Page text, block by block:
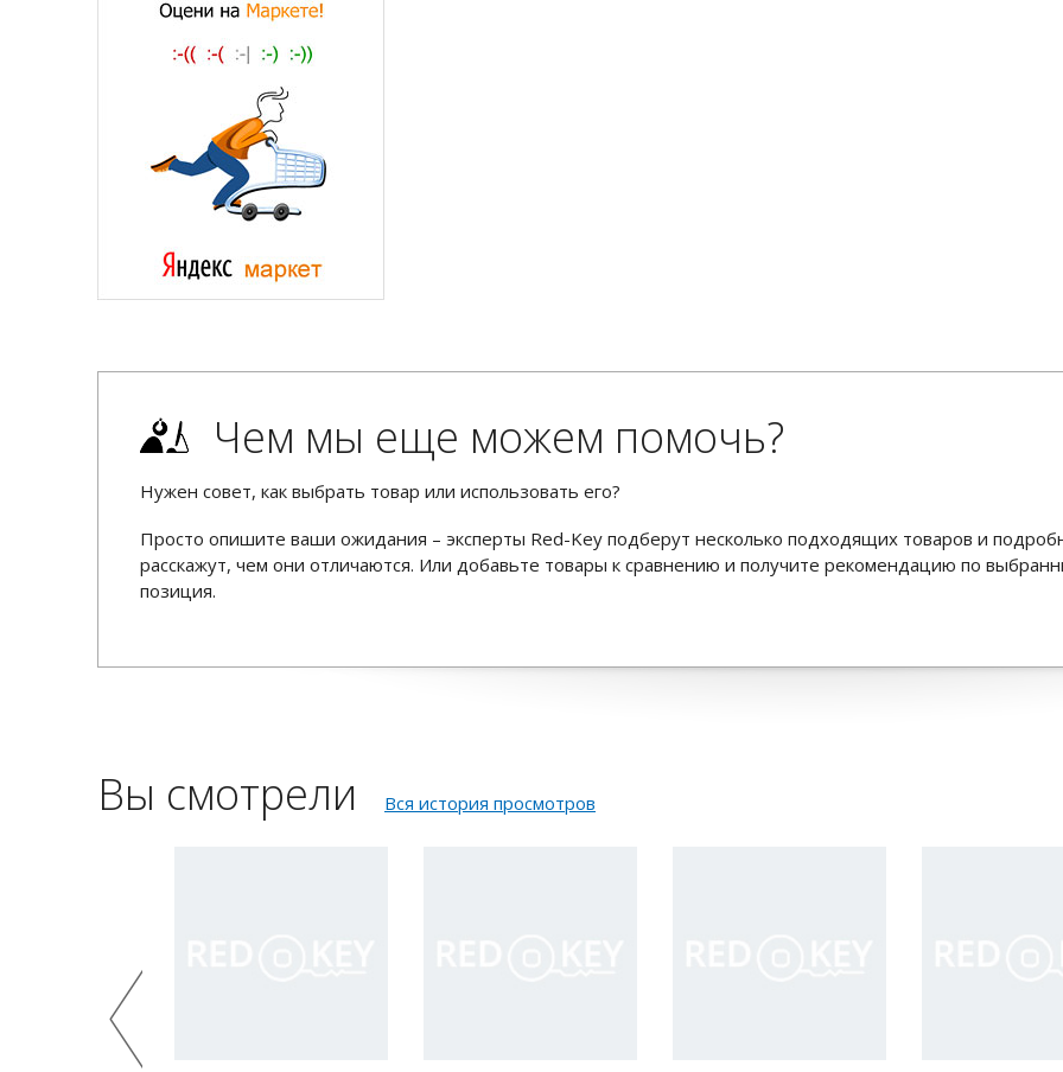
Чем мы еще можем помочь?
Нужен совет, как выбрать товар или использовать его?
Просто опишите ваши ожидания – эксперты Red-Key подберут несколько подходящих товаров и
расскажут, чем они отличаются. Или добавьте товары к сравнению и получите рекомендацию по
позиция.
Вы смотрели Вся история просмотров